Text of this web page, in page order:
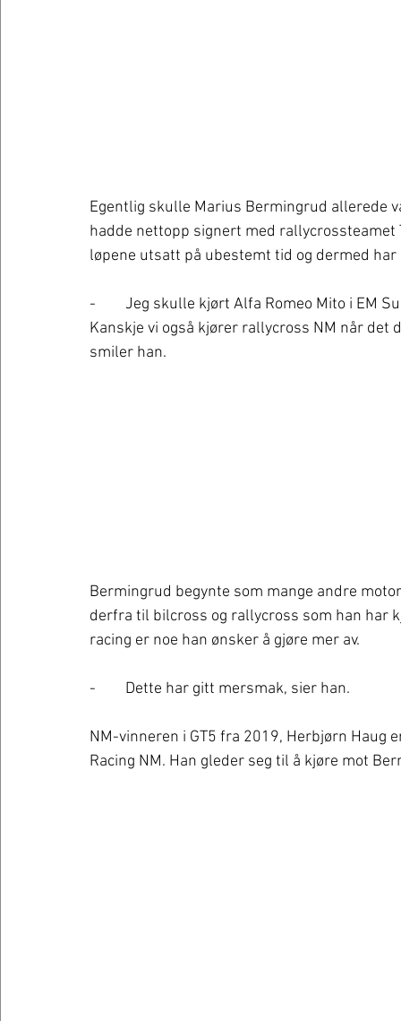
Egentlig skulle Marius Bermingrud allerede
hadde nettopp signert med rallycrossteamet
løpene utsatt på ubestemt tid og dermed
-	Jeg skulle kjørt Alfa Romeo Mito i EM Super 1600 denne sesongen, men nå er alt litt åpnet.
Kanskje vi også kjører rallycross NM når
smiler han.
Bermingrud begynte som mange andre
derfra til bilcross og rallycross som han har
racing er noe han ønsker å gjøre mer av.
-	Dette har gitt mersmak, sier han.
NM-vinneren i GT5 fra 2019, Herbjørn
Racing NM. Han gleder seg til å kjøre mot